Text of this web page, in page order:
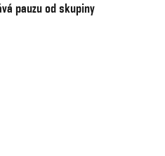
pauzu od skupiny